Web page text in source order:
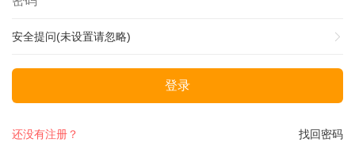
安全提问(未设置请忽略)
登录
找回密码
还没有注册？